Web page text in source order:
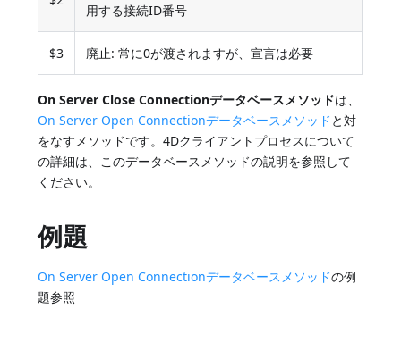
用する接続ID番号
$3 廃止: 常に0が渡されますが、宣言は必要
On Server Close Connectionデータベースメソッドは、
On Server Open Connectionデータベースメソッド と対
をなすメソッドです。4Dクライアントプロセスについて
の詳細は、このデータベースメソッドの説明を参照して
ください。
例題
On Server Open Connectionデータベースメソッドの例
題参照